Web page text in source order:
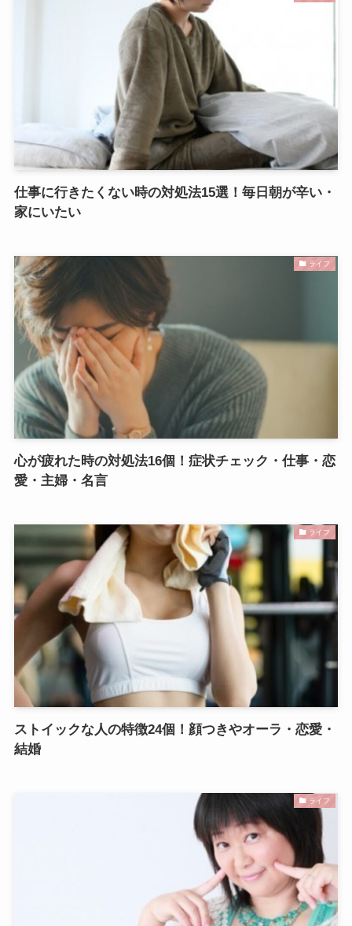
仕事に行きたくない時の対処法15選！毎日朝が辛い・
家にいたい
ライフ
心が疲れた時の対処法16個！症状チェック・仕事・恋
愛・主婦・名言
ライフ
ストイックな人の特徴24個！顔つきやオーラ・恋愛・
結婚
ライフ